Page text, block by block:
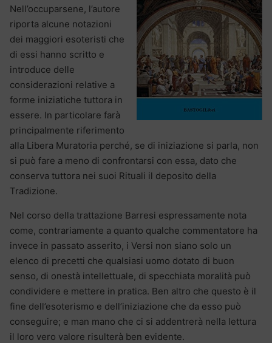
Nell’occuparsene, l’autore
riporta alcune notazioni
dei maggiori esoteristi che
di essi hanno scritto e
introduce delle
considerazioni relative a
forme iniziatiche tuttora in
essere. In particolare farà
principalmente riferimento
alla Libera Muratoria perché, se di iniziazione si parla, non
si può fare a meno di confrontarsi con essa, dato che
conserva tuttora nei suoi Rituali il deposito della
Tradizione.
Nel corso della trattazione Barresi espressamente nota
come, contrariamente a quanto qualche commentatore ha
invece in passato asserito, i Versi non siano solo un
elenco di precetti che qualsiasi uomo dotato di buon
senso, di onestà intellettuale, di specchiata moralità può
condividere e mettere in pratica. Ben altro che questo è il
fine dell’esoterismo e dell’iniziazione che da esso può
conseguire; e man mano che ci si addentrerà nella lettura
il loro vero valore risulterà ben evidente.